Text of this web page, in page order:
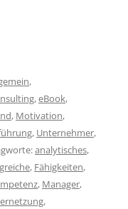
,
,eBook,
, Motivation,
, Unternehmer,
analytisches,
, Fähigkeiten,
, Manager,
,